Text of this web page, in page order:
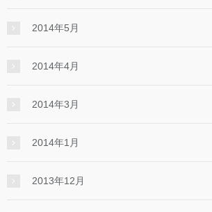
2014年5月
2014年4月
2014年3月
2014年1月
2013年12月